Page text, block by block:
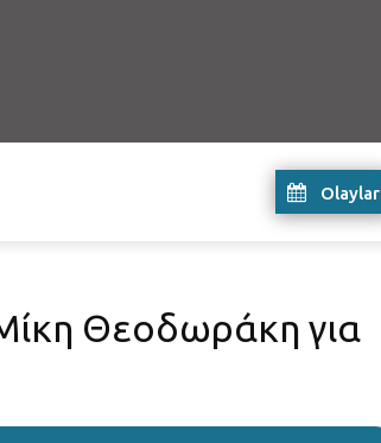
Olaylar
Θεοδωράκη για